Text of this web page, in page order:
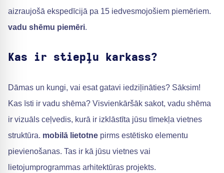
aizraujošā ekspedīcijā pa 15 iedvesmojošiem piemēriem.
vadu shēmu piemēri.
Kas ir stiepļu karkass?
Dāmas un kungi, vai esat gatavi iedziļināties? Sāksim!
Kas īsti ir vadu shēma? Visvienkāršāk sakot, vadu shēma
ir vizuāls ceļvedis, kurā ir izklāstīta jūsu tīmekļa vietnes
struktūra. mobilā lietotne pirms estētisko elementu
pievienošanas. Tas ir kā jūsu vietnes vai
lietojumprogrammas arhitektūras projekts.